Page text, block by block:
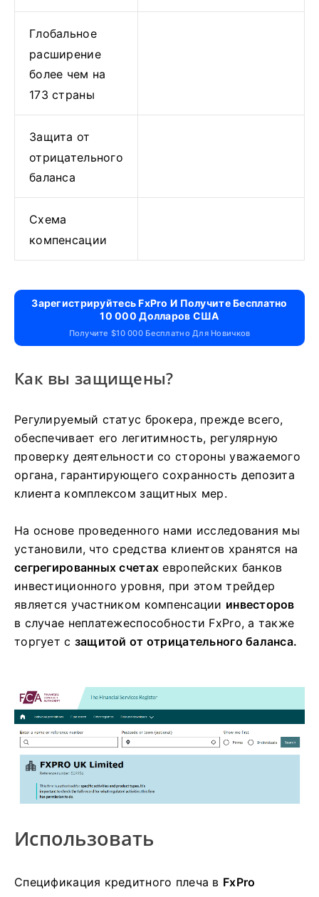
Глобальное
расширение
более чем на
173 страны
Защита от
отрицательного
баланса
Схема
компенсации
Зарегистрируйтесь FxPro И Получите Бесплатно
10 000 Долларов США
Получите $10 000 Бесплатно Для Новичков
Как вы защищены?
Регулируемый статус брокера, прежде всего,
обеспечивает его легитимность, регулярную
проверку деятельности со стороны уважаемого
органа, гарантирующего сохранность депозита
клиента комплексом защитных мер.
На основе проведенного нами исследования мы
установили, что средства клиентов хранятся на
сегрегированных счетах европейских банков
инвестиционного уровня, при этом трейдер
является участником компенсации инвесторов
в случае неплатежеспособности FxPro, а также
торгует с защитой от отрицательного баланса.
Использовать
Спецификация кредитного плеча в FxPro